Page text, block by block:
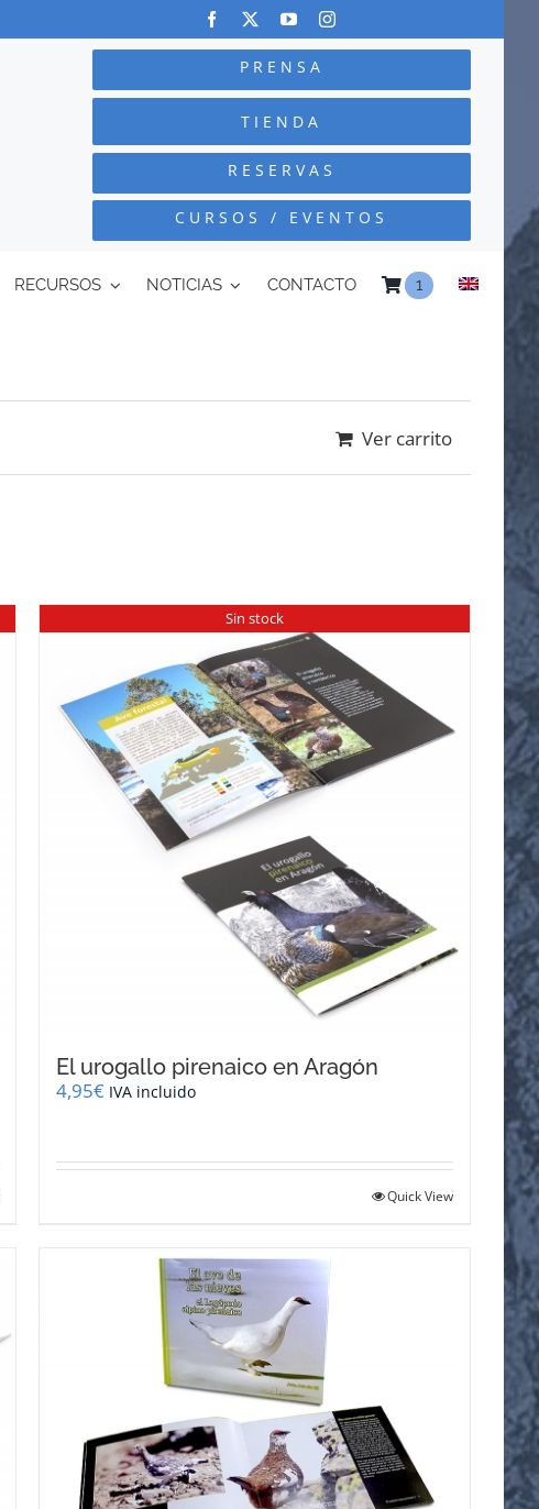
PRENSA
TIENDA
RESERVAS
CURSOS / EVENTOS
RECURSOS NOTICIAS CONTACTO 1
Ver carrito
Sin stock
El urogallo pirenaico en Aragón
4,95€ IVA incluido
Quick View